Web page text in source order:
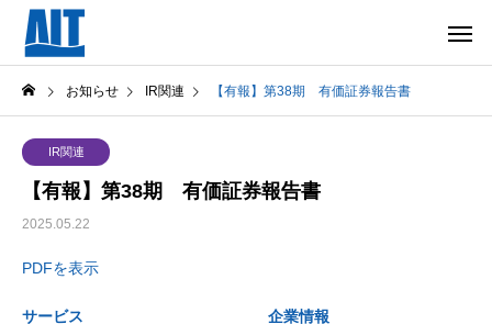
お知らせ IR関連 【有報】第38期 有価証券報告書
IR関連
【有報】第38期 有価証券報告書
2025.05.22
PDFを表示
サービス 企業情報